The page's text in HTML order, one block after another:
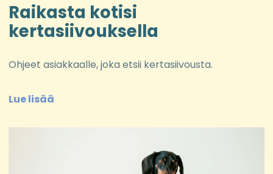
Raikasta kotisi
kertasiivouksella
Ohjeet asiakkaalle, joka etsii kertasiivousta.
Lue lisää